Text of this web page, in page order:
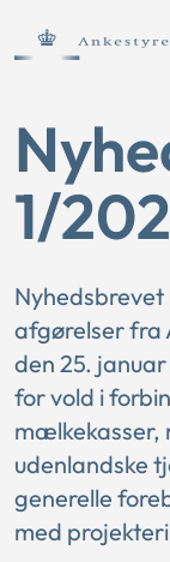
1/
afgørelser fra
den 25.
for vold i
mælkekasser,
udenlandske
generelle
med